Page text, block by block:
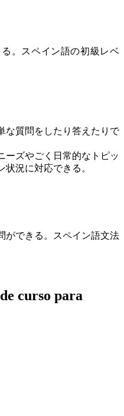
。スペイン語の初級レベ
な質問をしたり答えたりで
ーズやごく日常的なトピッ
況に対応できる。
ができる。スペイン語文法
curso para